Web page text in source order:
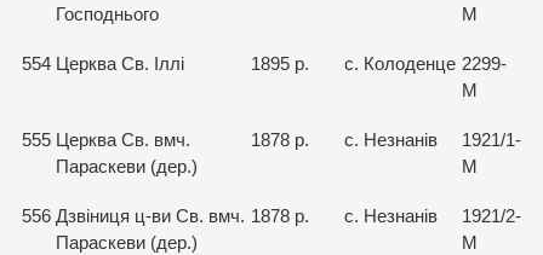
Господнього
М
554 Церква Св. Іллі 1895 р. с. Колоденце 2299-
М
555 Церква Св. вмч.
Параскеви (дер.)
1878 р. с. Незнанів
1921/1-
М
556 Дзвіниця ц-ви Св. вмч.
Параскеви (дер.)
1878 р. с. Незнанів
1921/2-
М